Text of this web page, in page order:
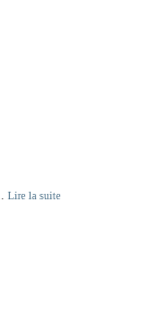
Lire la suite